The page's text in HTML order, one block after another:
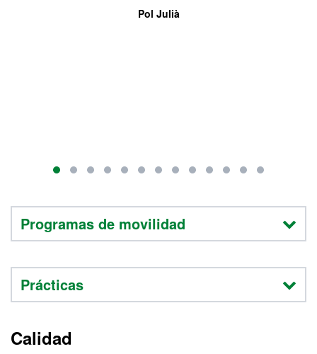
Pol Julià
Programas de movilidad
Prácticas
Calidad